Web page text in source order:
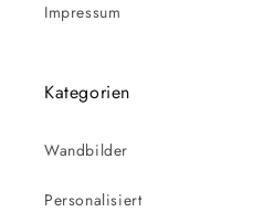
Impressum
Kategorien
Wandbilder
Personalisiert